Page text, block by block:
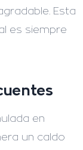
Esta
es siempre
en
un caldo